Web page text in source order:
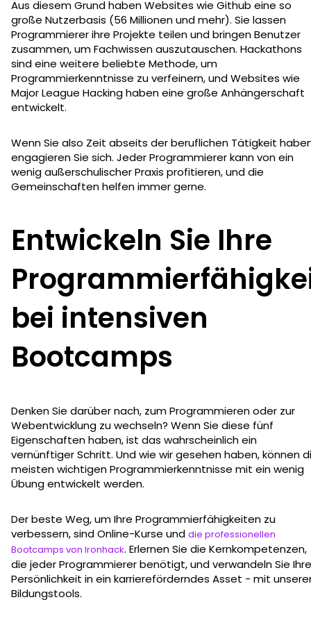
Aus diesem Grund haben Websites wie Github eine so
große Nutzerbasis (56 Millionen und mehr). Sie lassen
Programmierer ihre Projekte teilen und bringen Benutzer
zusammen, um Fachwissen auszutauschen. Hackathons
sind eine weitere beliebte Methode, um
Programmierkenntnisse zu verfeinern, und Websites wie
Major League Hacking haben eine große Anhängerschaft
entwickelt.
Wenn Sie also Zeit abseits der beruflichen Tätigkeit
engagieren Sie sich. Jeder Programmierer kann von ein
wenig außerschulischer Praxis profitieren, und die
Gemeinschaften helfen immer gerne.
Entwickeln Sie Ihre
bei intensiven
Bootcamps
Denken Sie darüber nach, zum Programmieren oder zur
Webentwicklung zu wechseln? Wenn Sie diese fünf
Eigenschaften haben, ist das wahrscheinlich ein
vernünftiger Schritt. Und wie wir gesehen haben, können
meisten wichtigen Programmierkenntnisse mit ein wenig
Übung entwickelt werden.
Der beste Weg, um Ihre Programmierfähigkeiten zu
verbessern, sind Online-Kurse und die professionellen
Bootcamps von Ironhack. Erlernen Sie die Kernkompetenzen,
die jeder Programmierer benötigt, und verwandeln Sie Ihre
Persönlichkeit in ein karriereförderndes Asset - mit
Bildungstools.